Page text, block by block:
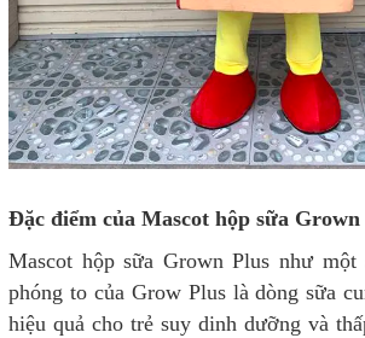
Đặc điểm của Mascot hộp sữa Grown
Mascot hộp sữa Grown Plus như một
phóng to của Grow Plus là dòng sữa
hiệu quả cho trẻ suy dinh dưỡng và